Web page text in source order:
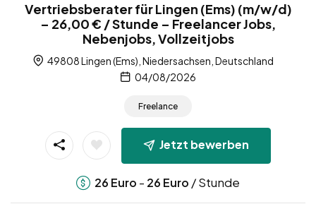
Vertriebsberater für Lingen (Ems) (m/w/d)
– 26,00 € / Stunde – Freelancer Jobs,
Nebenjobs, Vollzeitjobs
49808 Lingen (Ems), Niedersachsen, Deutschland
04/08/2026
Freelance
Jetzt bewerben
26 Euro - 26 Euro / Stunde